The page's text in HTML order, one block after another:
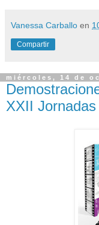
Vanessa Carballo en
Compartir
miércoles, 14 de
XXII